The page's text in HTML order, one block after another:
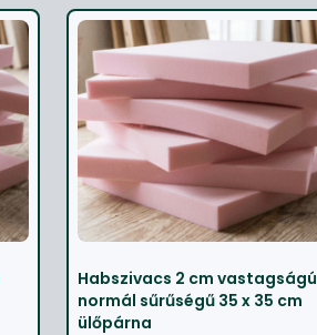
Habszivacs 2 cm vastagságú
normál sűrűségű 35 x 35 cm
ülőpárna